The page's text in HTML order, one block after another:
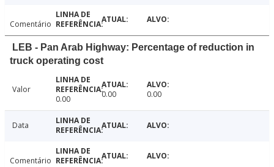
Comentário
LEB - Pan Arab Highway: Percentage of reduction in
truck operating cost
Valor
0.00
0.00 0.00
Data
Comentário